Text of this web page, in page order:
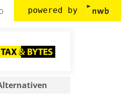
powered by